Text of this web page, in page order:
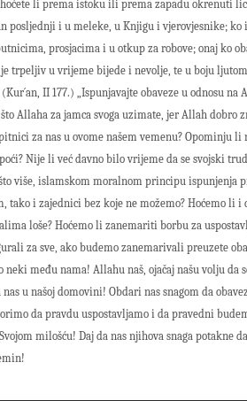
li prema istoku ili prema zapadu okrenuti
posljednji i u meleke, u Knjigu i vjerovjesnike; ko
prosjacima i u otkup za robove; onaj ko
trpeljiv u vrijeme bijede i nevolje, te u boju
II 177.) „Ispunjavajte obaveze u odnosu
Allaha za jamca svoga uzimate, jer Allah dobro
za nas u ovome našem vemenu? Opominju li
Nije li već davno bilo vrijeme da se svojski
više, islamskom moralnom principu ispunjenja
tako i zajednici bez koje ne možemo? Hoćemo li
loše? Hoćemo li zanemariti borbu za
za sve, ako budemo zanemarivali preuzete
neki među nama! Allahu naš, ojačaj našu volju da
u našoj domovini! Obdari nas snagom da
da pravdu uspostavljamo i da pravedni
milošću! Daj da nas njihova snaga potakne